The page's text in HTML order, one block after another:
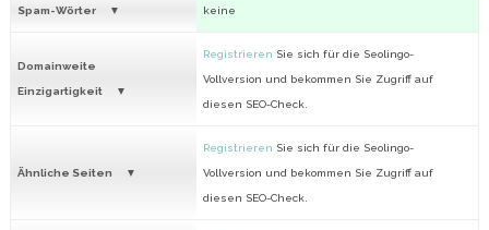
Spam-Wörter keine
Domainweite
Einzigartigkeit
Registrieren Sie sich für die Seolingo-
Vollversion und bekommen Sie Zugriff auf
diesen SEO-Check.
Ähnliche Seiten
Registrieren Sie sich für die Seolingo-
Vollversion und bekommen Sie Zugriff auf
diesen SEO-Check.